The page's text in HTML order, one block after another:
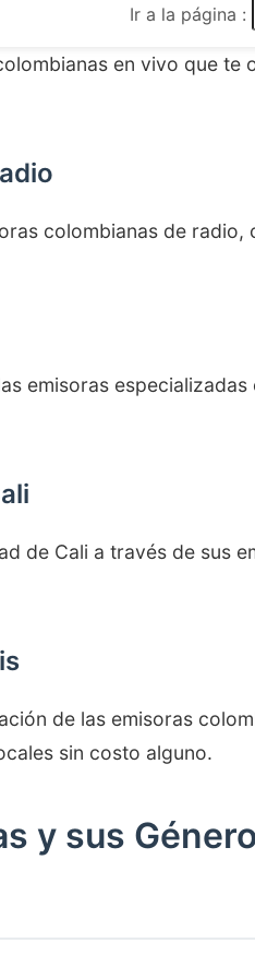
Ir a la página :
en vivo que te
colombianas de radio,
emisoras especializadas
de Cali a través de sus
de las emisoras
sin costo alguno.
y sus